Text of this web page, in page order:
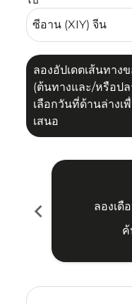
ลองอัปเดตเส้นทาง
(ต้นทางและ/หรือป
เลือกวันที่ด้านล่างเ
เสนอ
chevron_left
ลองเดื
ค้